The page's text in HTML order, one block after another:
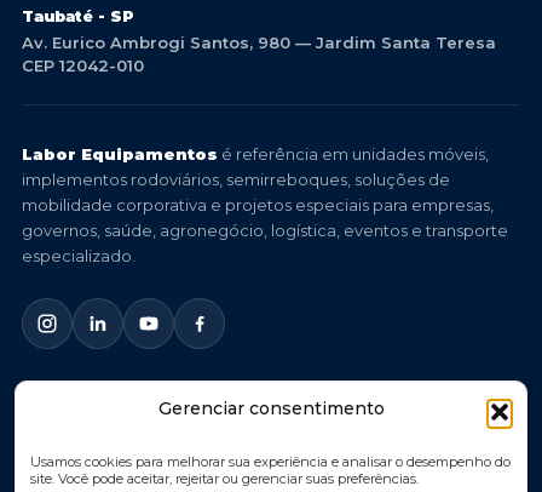
Gerenciar consentimento
Usamos cookies para melhorar sua experiência e analisar o desempenho do
site. Você pode aceitar, rejeitar ou gerenciar suas preferências.
Taubaté - SP
Av. Eurico Ambrogi Santos, 980 — Jardim Santa Teresa
CEP 12042-010
Labor Equipamentos é referência em unidades móveis,
implementos rodoviários, semirreboques, soluções de
mobilidade corporativa e projetos especiais para empresas,
governos, saúde, agronegócio, logística, eventos e transporte
especializado.
© 2026 Labor Equipamentos. Todos os direitos reservados.